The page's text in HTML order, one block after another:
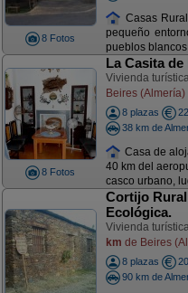
8 Fotos
Casas
pequeño
pueblos
8 Fotos
La Casita de
Vivienda
Beires (Almería)
8 plazas
38 km de
Casa de
40 km del
casco urbano,
Cortijo
Ecológica.
Vivienda
km de Beires
8 plazas
90 km de